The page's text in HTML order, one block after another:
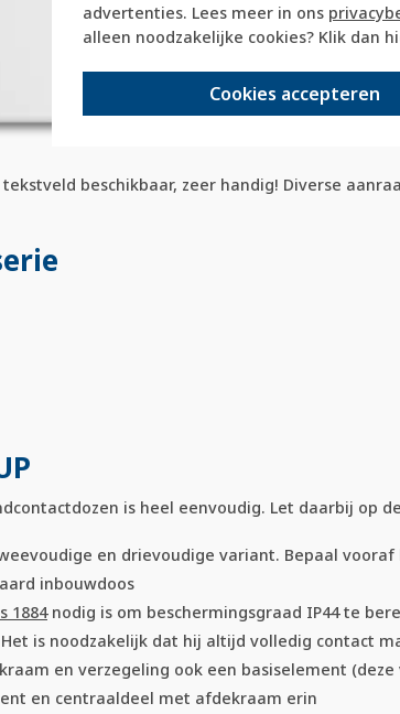
advertenties. Lees meer in ons
alleen noodzakelijke cookies? Klik dan
Cookies accepteren
beschikbaar, zeer handig! Diverse
is heel eenvoudig. Let daarbij op
en drievoudige variant. Bepaal
inbouwdoos
1884nodig is om beschermingsgraad IP44 te
is noodzakelijk dat hij altijd volledig contact
en verzegeling ook een basiselement
en centraaldeel met afdekraam erin